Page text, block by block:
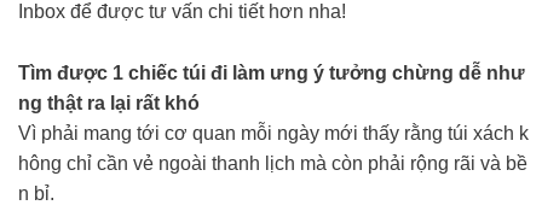
Inbox để được tư vấn chi tiết hơn nha!
Tìm được 1 chiếc túi đi làm ưng ý tưởng chừng dễ như
ng thật ra lại rất khó
Vì phải mang tới cơ quan mỗi ngày mới thấy rằng túi xách k
hông chỉ cần vẻ ngoài thanh lịch mà còn phải rộng rãi và bề
n bỉ.